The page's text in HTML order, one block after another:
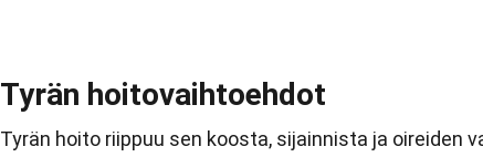
Tyrän hoitovaihtoehdot
Tyrän hoito riippuu sen koosta, sijainnista ja oireiden